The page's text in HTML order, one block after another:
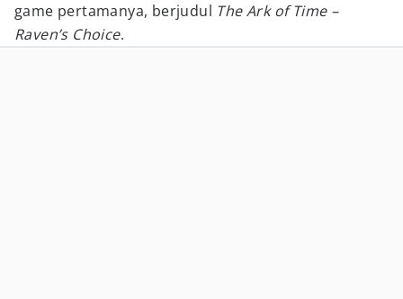
game pertamanya, berjudul The Ark of Time –
Raven’s Choice.